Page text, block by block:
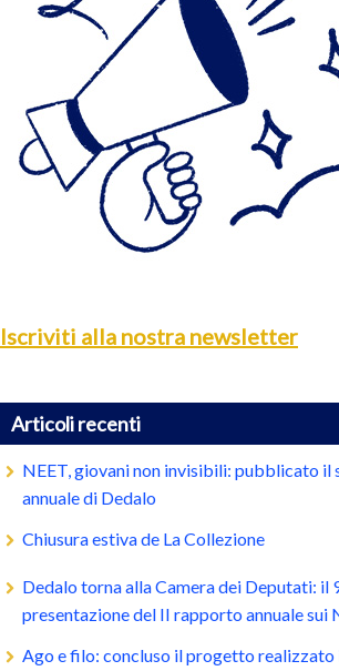
Iscriviti alla nostra newsletter
Articoli recenti
NEET, giovani non invisibili: pubblicato il
annuale di Dedalo
Chiusura estiva de La Collezione
Dedalo torna alla Camera dei Deputati: il
presentazione del II rapporto annuale sui
Ago e filo: concluso il progetto realizzato